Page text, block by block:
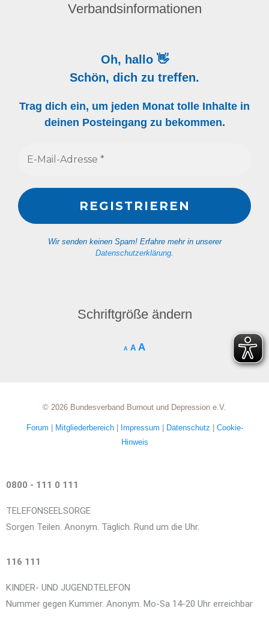
Verbandsinformationen
Oh, hallo 👋
Schön, dich zu treffen.
Trag dich ein, um jeden Monat tolle Inhalte in
deinen Posteingang zu bekommen.
Wir senden keinen Spam! Erfahre mehr in unserer
Datenschutzerklärung
Schriftgröße ändern
A A A
© 2026 Bundesverband Burnout und Depression e.V.
Forum | Mitgliederbereich | Impressum | Datenschutz | Cookie-
Hinweis
0800 - 111 0 111
TELEFONSEELSORGE
Sorgen Teilen. Anonym. Täglich. Rund um die Uhr.
116 111
KINDER- UND JUGENDTELEFON
Nummer gegen Kummer. Anonym. Mo-Sa 14-20 Uhr erreichbar